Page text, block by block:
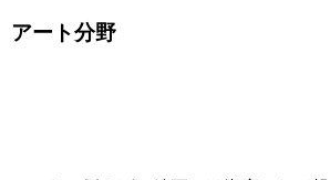
アート分野